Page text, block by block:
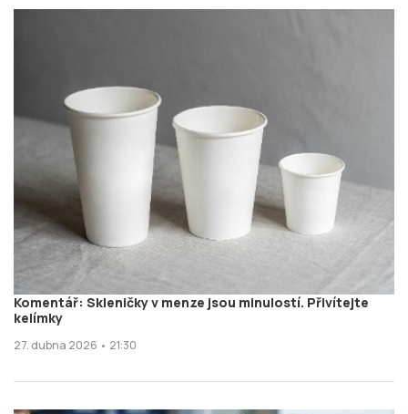
Komentář: Skleničky v menze jsou minulostí. Přivítejte
kelímky
27. dubna 2026 • 21:30